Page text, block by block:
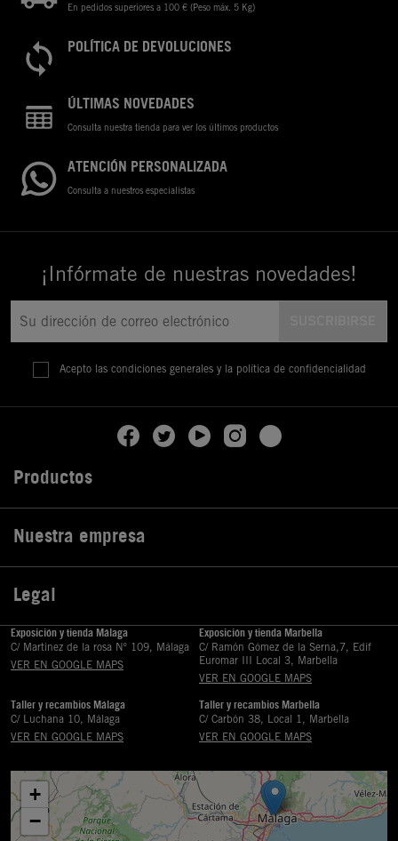
En pedidos superiores a 100 € (Peso máx. 5 Kg)
POLÍTICA DE DEVOLUCIONES
ÚLTIMAS NOVEDADES
Consulta nuestra tienda para ver los últimos productos
ATENCIÓN PERSONALIZADA
Consulta a nuestros especialistas
¡Infórmate de nuestras novedades!
Acepto las condiciones generales y la política de confidencialidad
Productos
Nuestra empresa
Legal
Exposición y tienda Málaga
C/ Martinez de la rosa Nº 109, Málaga
VER EN GOOGLE MAPS
Exposición y tienda Marbella
C/ Ramón Gómez de la Serna,7, Edif
Euromar III Local 3, Marbella
VER EN GOOGLE MAPS
Taller y recambios Málaga
C/ Luchana 10, Málaga
VER EN GOOGLE MAPS
Taller y recambios Marbella
C/ Carbón 38, Local 1, Marbella
VER EN GOOGLE MAPS
+
−